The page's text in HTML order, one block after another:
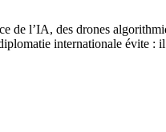
de l’IA, des drones
diplomatie internationale évite